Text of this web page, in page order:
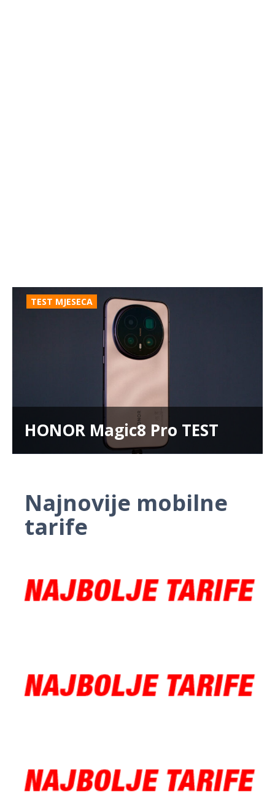
TEST MJESECA
HONOR Magic8 Pro TEST
Najnovije mobilne
tarife